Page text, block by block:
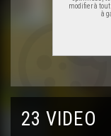
modifier à
à
23 VIDEO